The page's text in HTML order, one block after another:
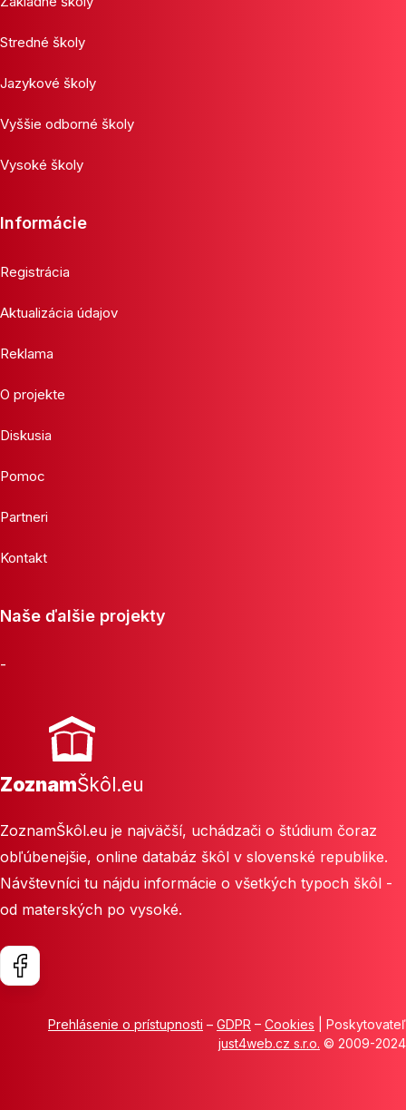
Stredné školy
Jazykové školy
Vyššie odborné školy
Vysoké školy
Informácie
Registrácia
Aktualizácia údajov
Reklama
O projekte
Diskusia
Pomoc
Partneri
Kontakt
Naše ďalšie projekty
-
ZoznamŠkôl.eu
ZoznamŠkôl.eu je najväčší, uchádzači o štúdium čoraz
obľúbenejšie, online databáz škôl v slovenské republike.
Návštevníci tu nájdu informácie o všetkých typoch škôl -
od materských po vysoké.
Prehlásenie o prístupnosti – GDPR – Cookies | Poskytovateľ
just4web.cz s.r.o. © 2009-2024